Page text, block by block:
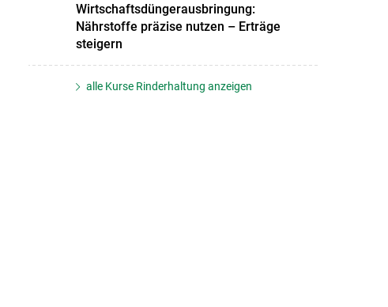
Wirtschaftsdüngerausbringung:
Nährstoffe präzise nutzen – Erträge
steigern
alle Kurse Rinderhaltung anzeigen